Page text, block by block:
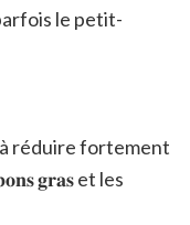
le petit-
réduire fortement
𝐠𝐫𝐚𝐬 et les